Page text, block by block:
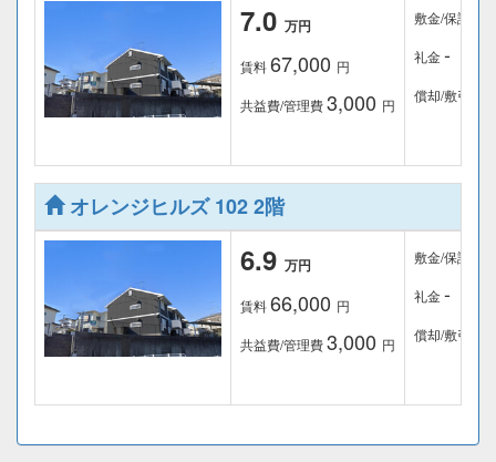
7.0 万円
賃料67,000 円
共益費/管理費3,000 円
敷金/保証金
礼金-
償却/敷引
オレンジヒルズ 102 2階
6.9 万円
賃料66,000 円
共益費/管理費3,000 円
敷金/保証金
礼金-
償却/敷引